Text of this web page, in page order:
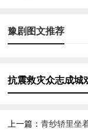
豫剧图文推荐
抗震救灾众志成城
上一篇：青纱轿里坐着我七品官简谱